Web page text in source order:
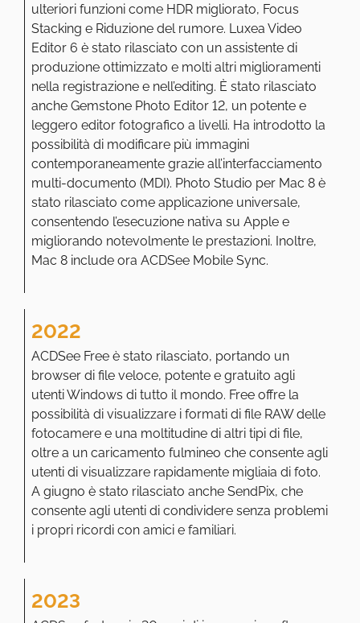
ulteriori funzioni come HDR migliorato, Focus
Stacking e Riduzione del rumore. Luxea Video
Editor 6 è stato rilasciato con un assistente di
produzione ottimizzato e molti altri miglioramenti
nella registrazione e nell’editing. È stato rilasciato
anche Gemstone Photo Editor 12, un potente e
leggero editor fotografico a livelli. Ha introdotto la
possibilità di modificare più immagini
contemporaneamente grazie all’interfacciamento
multi-documento (MDI). Photo Studio per Mac 8 è
stato rilasciato come applicazione universale,
consentendo l’esecuzione nativa su Apple e
migliorando notevolmente le prestazioni. Inoltre,
Mac 8 include ora ACDSee Mobile Sync.
2022
ACDSee Free è stato rilasciato, portando un
browser di file veloce, potente e gratuito agli
utenti Windows di tutto il mondo. Free offre la
possibilità di visualizzare i formati di file RAW delle
fotocamere e una moltitudine di altri tipi di file,
oltre a un caricamento fulmineo che consente agli
utenti di visualizzare rapidamente migliaia di foto.
A giugno è stato rilasciato anche SendPix, che
consente agli utenti di condividere senza problemi
i propri ricordi con amici e familiari.
2023